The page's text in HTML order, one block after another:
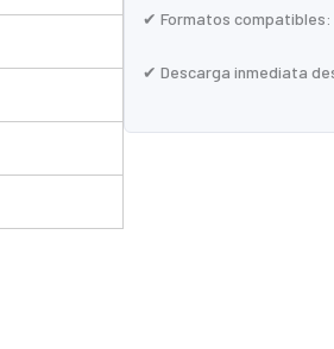
✔ Formatos compatibles:
✔ Descarga inmediata